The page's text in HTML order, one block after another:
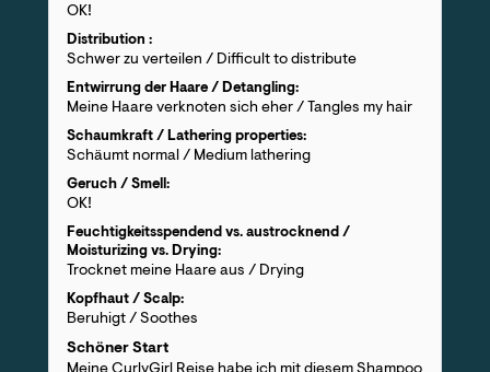
OK!
Distribution :
Schwer zu verteilen / Difficult to distribute
Entwirrung der Haare / Detangling:
Meine Haare verknoten sich eher / Tangles my hair
Schaumkraft / Lathering properties:
Schäumt normal / Medium lathering
Geruch / Smell:
OK!
Feuchtigkeitsspendend vs. austrocknend /
Moisturizing vs. Drying:
Trocknet meine Haare aus / Drying
Kopfhaut / Scalp:
Beruhigt / Soothes
Schöner Start